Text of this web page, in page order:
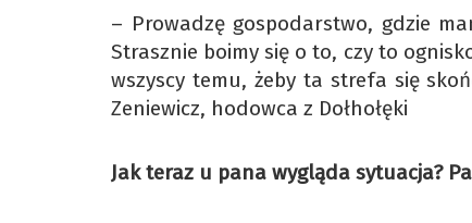
– Prowadzę gospodarstwo, gdzie
Strasznie boimy się o to, czy to
wszyscy temu, żeby ta strefa się
Zeniewicz, hodowca z Dołhołęki
Jak teraz u pana wygląda sytuacja?